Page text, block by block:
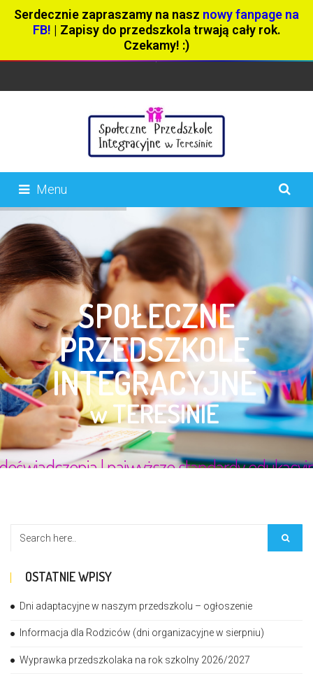
Serdecznie zapraszamy na nasz nowy fanpage na
FB! | Zapisy do przedszkola trwają cały rok.
Czekamy! :)
Menu
OSTATNIE WPISY
Dni adaptacyjne w naszym przedszkolu – ogłoszenie
Informacja dla Rodziców (dni organizacyjne w sierpniu)
Wyprawka przedszkolaka na rok szkolny 2026/2027